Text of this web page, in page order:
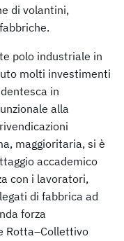
di volantini,
polo industriale in
molti investimenti
in
alla
maggioritaria, si è
accademico
con i lavoratori,
di fabbrica ad
forza
Rotta–Collettivo